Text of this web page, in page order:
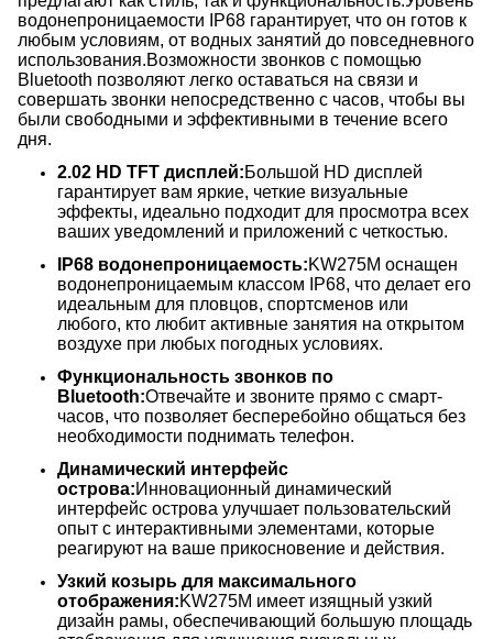
водонепроницаемости IP68 гарантирует, что он готов к
любым условиям, от водных занятий до повседневного
использования.Возможности звонков с помощью
Bluetooth позволяют легко оставаться на связи и
совершать звонки непосредственно с часов, чтобы вы
были свободными и эффективными в течение всего
дня.
2.02 HD TFT дисплей:Большой HD дисплей
гарантирует вам яркие, четкие визуальные
эффекты, идеально подходит для просмотра всех
ваших уведомлений и приложений с четкостью.
IP68 водонепроницаемость:KW275M оснащен
водонепроницаемым классом IP68, что делает его
идеальным для пловцов, спортсменов или
любого, кто любит активные занятия на открытом
воздухе при любых погодных условиях.
Функциональность звонков по
Bluetooth:Отвечайте и звоните прямо с смарт-
часов, что позволяет бесперебойно общаться без
необходимости поднимать телефон.
Динамический интерфейс
острова:Инновационный динамический
интерфейс острова улучшает пользовательский
опыт с интерактивными элементами, которые
реагируют на ваше прикосновение и действия.
Узкий козырь для максимального
отображения:KW275M имеет изящный узкий
дизайн рамы, обеспечивающий большую площадь